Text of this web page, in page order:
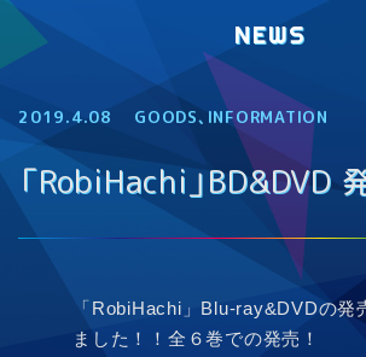
NEWS
2019.4.08 GOODS、INFORMATION
「RobiHachi」BD&DVD
「RobiHachi」Blu-ray&DVDの発
ました！！全６巻での発売！